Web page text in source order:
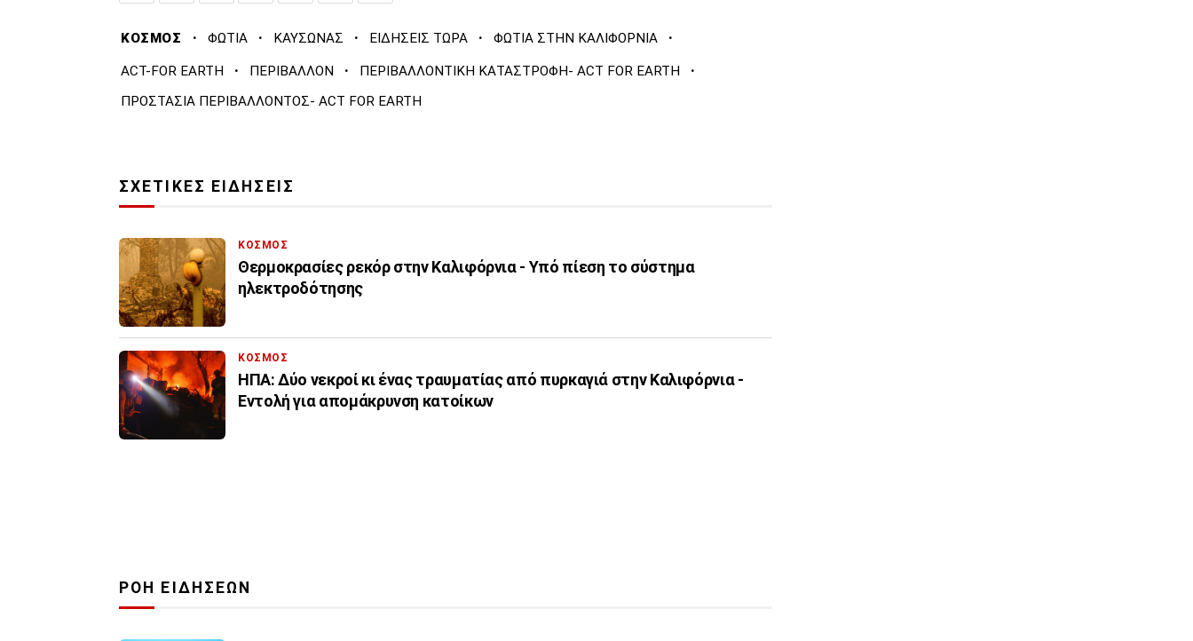
ΚΟΣΜΟΣ · ΦΩΤΙΑ · ΚΑΥΣΩΝΑΣ · ΕΙΔΗΣΕΙΣ ΤΩΡΑ · ΦΩΤΙΑ ΣΤΗΝ ΚΑΛΙΦΟΡΝΙΑ ·
ACT-FOR EARTH · ΠΕΡΙΒΑΛΛΟΝ · ΠΕΡΙΒΑΛΛΟΝΤΙΚΗ ΚΑΤΑΣΤΡΟΦΗ- ACT FOR EARTH ·
ΠΡΟΣΤΑΣΙΑ ΠΕΡΙΒΑΛΛΟΝΤΟΣ- ACT FOR EARTH
ΣΧΕΤΙΚΕΣ ΕΙΔΗΣΕΙΣ
ΚΟΣΜΟΣ
Θερμοκρασίες ρεκόρ στην Καλιφόρνια - Υπό πίεση το σύστημα
ηλεκτροδότησης
ΚΟΣΜΟΣ
ΗΠΑ: Δύο νεκροί κι ένας τραυματίας από πυρκαγιά στην Καλιφόρνια -
Εντολή για απομάκρυνση κατοίκων
ΡΟΗ ΕΙΔΗΣΕΩΝ